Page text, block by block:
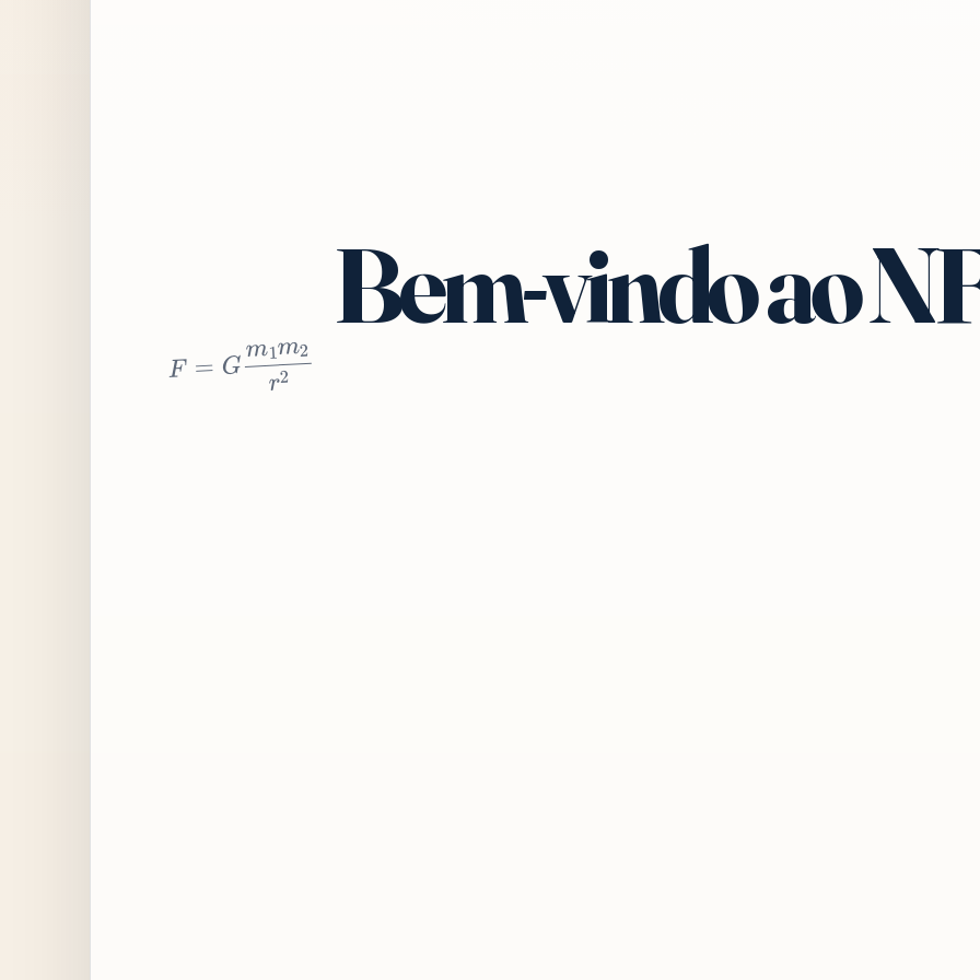
m1m2r2 Bem-vindo ao